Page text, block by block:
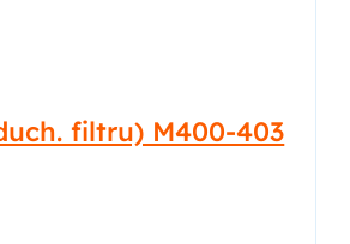
filtru) M400-403